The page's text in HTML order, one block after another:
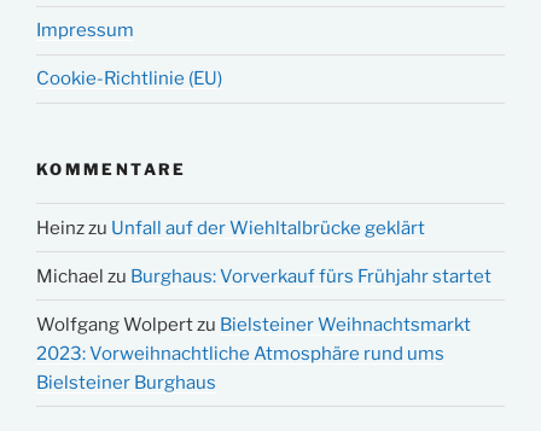
Impressum
Cookie-Richtlinie (EU)
KOMMENTARE
Heinzzu Unfall auf der Wiehltalbrücke geklärt
Michael zu Burghaus: Vorverkauf fürs Frühjahr startet
Wolfgang Wolpertzu Bielsteiner Weihnachtsmarkt
2023: Vorweihnachtliche Atmosphäre rund ums
Bielsteiner Burghaus